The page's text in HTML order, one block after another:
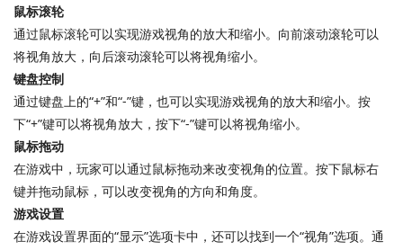
鼠标滚轮
通过鼠标滚轮可以实现游戏视角的放大和缩小。向前滚动滚轮可以
将视角放大，向后滚动滚轮可以将视角缩小。
键盘控制
通过键盘上的“+”和“-”键，也可以实现游戏视角的放大和缩小。按
下“+”键可以将视角放大，按下“-”键可以将视角缩小。
鼠标拖动
在游戏中，玩家可以通过鼠标拖动来改变视角的位置。按下鼠标右
键并拖动鼠标，可以改变视角的方向和角度。
游戏设置
在游戏设置界面的“显示”选项卡中，还可以找到一个“视角”选项。通